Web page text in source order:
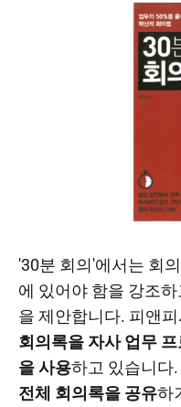
'30분 회의'에서는 회
에 있어야 함을 강조
을 제안합니다. 피앤
회의록을 자사 업무
을 사용하고 있습니다
전체 회의록을 공유하